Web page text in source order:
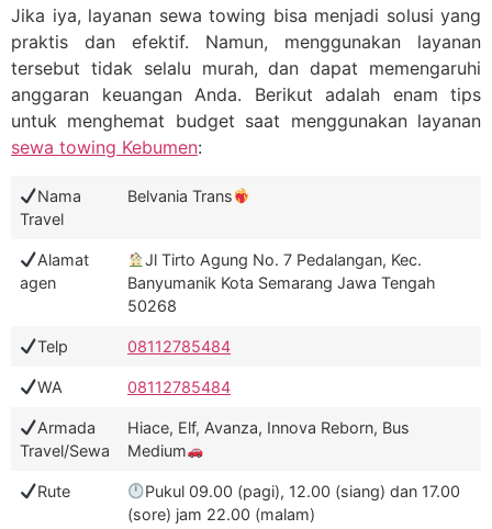
Jika iya, layanan sewa towing bisa menjadi solusi yang
praktis dan efektif. Namun, menggunakan layanan
tersebut tidak selalu murah, dan dapat memengaruhi
anggaran keuangan Anda. Berikut adalah enam tips
untuk menghemat budget saat menggunakan layanan
sewa towing Kebumen:
Nama
Travel
Belvania Trans
Alamat
agen
Jl Tirto Agung No. 7 Pedalangan, Kec.
Banyumanik Kota Semarang Jawa Tengah
50268
Telp 08112785484
WA 08112785484
Armada
Travel/Sewa
Hiace, Elf, Avanza, Innova Reborn, Bus
Medium
Rute
Pukul 09.00 (pagi), 12.00 (siang) dan 17.00
(sore) jam 22.00 (malam)